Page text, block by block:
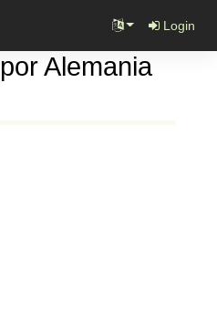
Login
Alemania